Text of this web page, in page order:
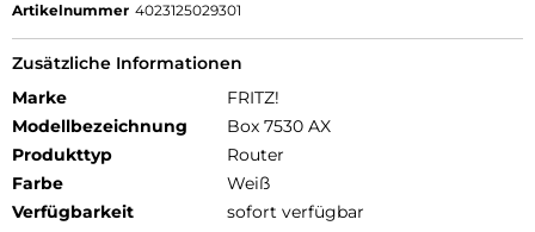
Artikelnummer 4023125029301
Zusätzliche Informationen
Marke
FRITZ!
Modellbezeichnung
Box 7530 AX
Produkttyp
Router
Farbe
Weiß
Verfügbarkeit
sofort verfügbar